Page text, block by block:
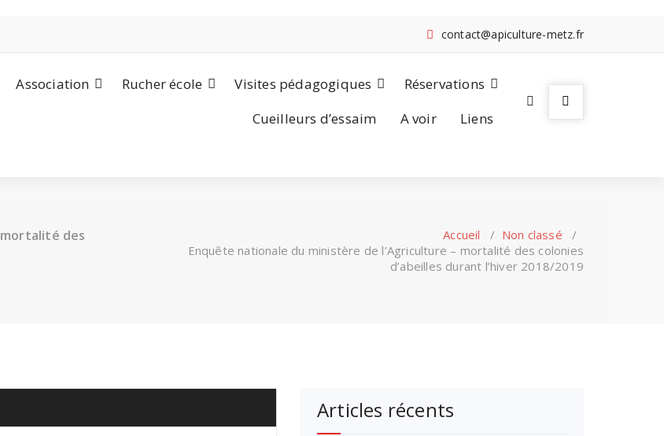
contact@apiculture-metz.fr
Association Rucher école Visites pédagogiques
Réservations
Cueilleurs d’essaim
A voir Liens
des
Accueil / Non classé /
Enquête nationale du ministère de l’Agriculture – mortalité des colonies
d’abeilles durant l’hiver 2018/2019
Articles récents